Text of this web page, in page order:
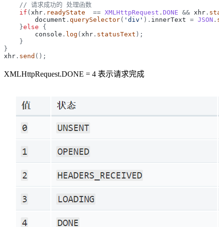
// 请求成功的 处理函数
if ( xhr . readyState == XMLHttpRequest . DONE && xhr .
document . querySelector( ' div ' ) . innerText = JSON .
}else
{
console . log ( xhr . statusText ) ;
}
}
xhr . send ( ) ;
XMLHttpRequest.DONE = 4 表示请求完成